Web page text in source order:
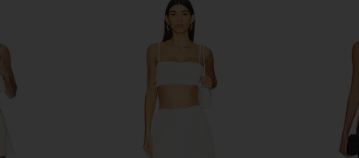
in Moss
1XBLUE Maxi Dress in Orchid Stripe
1XBLUE
NBD The